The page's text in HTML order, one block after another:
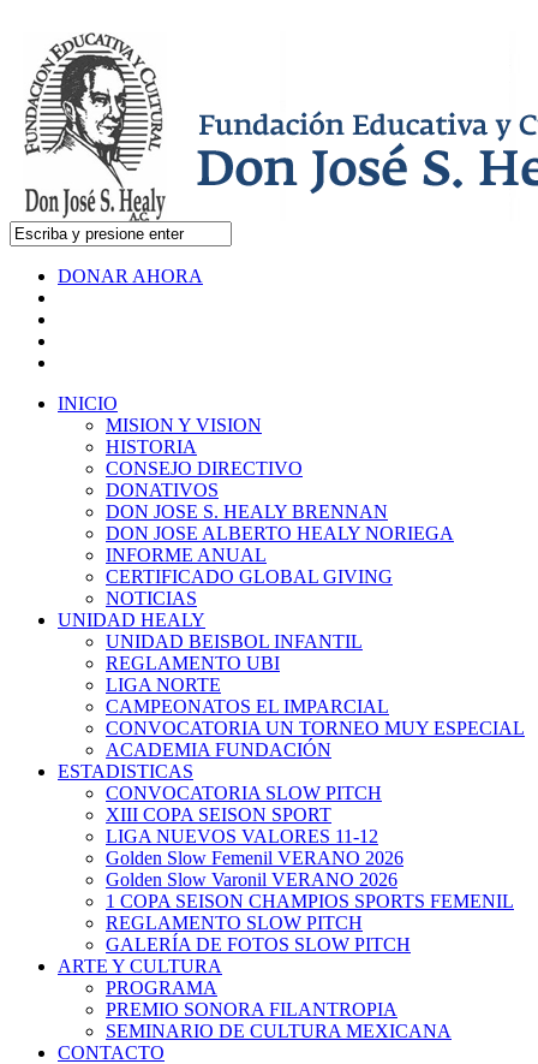
DONAR AHORA
INICIO
MISION Y VISION
HISTORIA
CONSEJO DIRECTIVO
DONATIVOS
DON JOSE S. HEALY BRENNAN
DON JOSE ALBERTO HEALY NORIEGA
INFORME ANUAL
CERTIFICADO GLOBAL GIVING
NOTICIAS
UNIDAD HEALY
UNIDAD BEISBOL INFANTIL
REGLAMENTO UBI
LIGA NORTE
CAMPEONATOS EL IMPARCIAL
CONVOCATORIA UN TORNEO MUY ESPECIAL
ACADEMIA FUNDACIÓN
ESTADISTICAS
CONVOCATORIA SLOW PITCH
XIII COPA SEISON SPORT
LIGA NUEVOS VALORES 11-12
Golden Slow Femenil VERANO 2026
Golden Slow Varonil VERANO 2026
1 COPA SEISON CHAMPIOS SPORTS FEMENIL
REGLAMENTO SLOW PITCH
GALERÍA DE FOTOS SLOW PITCH
ARTE Y CULTURA
PROGRAMA
PREMIO SONORA FILANTROPIA
SEMINARIO DE CULTURA MEXICANA
CONTACTO